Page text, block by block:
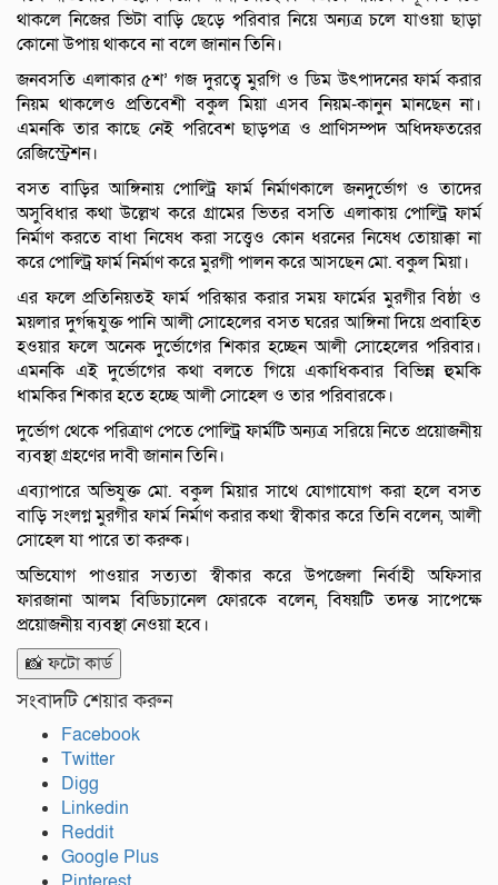
থাকলে নিজের ভিটা বাড়ি ছেড়ে পরিবার নিয়ে অন্যত্র চলে যাওয়া ছাড়া
কোনো উপায় থাকবে না বলে জানান তিনি।
জনবসতি এলাকার ৫শ’ গজ দুরত্বে মুরগি ও ডিম উৎপাদনের ফার্ম করার
নিয়ম থাকলেও প্রতিবেশী বকুল মিয়া এসব নিয়ম-কানুন মানছেন না।
এমনকি তার কাছে নেই পরিবেশ ছাড়পত্র ও প্রাণিসম্পদ অধিদফতরের
রেজিস্ট্রেশন।
বসত বাড়ির আঙ্গিনায় পোল্ট্রি ফার্ম নির্মাণকালে জনদুর্ভোগ ও তাদের
অসুবিধার কথা উল্লেখ করে গ্রামের ভিতর বসতি এলাকায় পোল্ট্রি ফার্ম
নির্মাণ করতে বাধা নিষেধ করা সত্ত্বেও কোন ধরনের নিষেধ তোয়াক্কা না
করে পোল্ট্রি ফার্ম নির্মাণ করে মুরগী পালন করে আসছেন মো. বকুল মিয়া।
এর ফলে প্রতিনিয়তই ফার্ম পরিস্কার করার সময় ফার্মের মুরগীর বিষ্ঠা ও
ময়লার দুর্গন্ধযুক্ত পানি আলী সোহেলের বসত ঘরের আঙ্গিনা দিয়ে প্রবাহিত
হওয়ার ফলে অনেক দুর্ভোগের শিকার হচ্ছেন আলী সোহেলের পরিবার।
এমনকি এই দুর্ভোগের কথা বলতে গিয়ে একাধিকবার বিভিন্ন হুমকি
ধামকির শিকার হতে হচ্ছে আলী সোহেল ও তার পরিবারকে।
দুর্ভোগ থেকে পরিত্রাণ পেতে পোল্ট্রি ফার্মটি অন্যত্র সরিয়ে নিতে প্রয়োজনীয়
ব্যবস্থা গ্রহণের দাবী জানান তিনি।
এব্যাপারে অভিযুক্ত মো. বকুল মিয়ার সাথে যোগাযোগ করা হলে বসত
বাড়ি সংলগ্ন মুরগীর ফার্ম নির্মাণ করার কথা স্বীকার করে তিনি বলেন, আলী
সোহেল যা পারে তা করুক।
অভিযোগ পাওয়ার সত্যতা স্বীকার করে উপজেলা নির্বাহী অফিসার
ফারজানা আলম বিডিচ্যানেল ফোরকে বলেন, বিষয়টি তদন্ত সাপেক্ষে
প্রয়োজনীয় ব্যবস্থা নেওয়া হবে।
📸 ফটো কার্ড
সংবাদটি শেয়ার করুন
Facebook
Twitter
Digg
Linkedin
Reddit
Google Plus